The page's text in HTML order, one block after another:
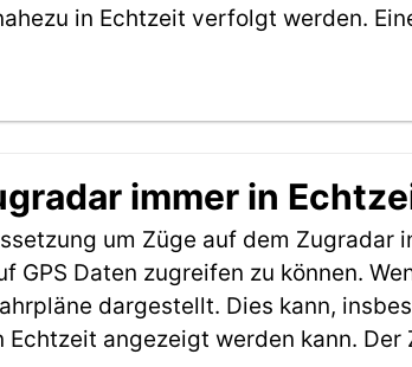
in Echtzeit verfolgt werden.
immer in
um Züge auf dem Zugradar
Daten zugreifen zu können.
dargestellt. Dies kann,
angezeigt werden kann. Der